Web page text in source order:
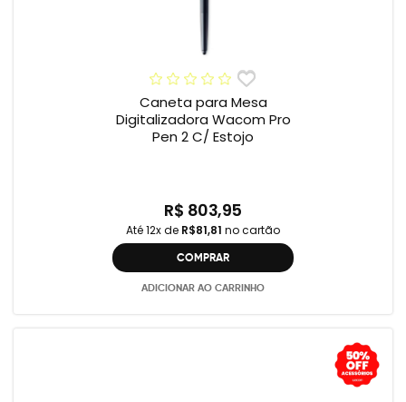
Caneta para Mesa
Digitalizadora Wacom Pro
Pen 2 C/ Estojo
R$ 803,95
Até 12x de R$81,81 no cartão
COMPRAR
ADICIONAR AO CARRINHO